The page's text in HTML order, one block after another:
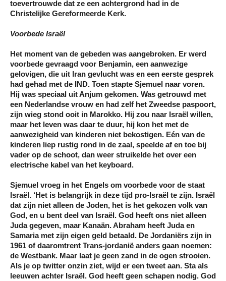
toevertrouwde dat ze een achtergrond had in de
Christelijke Gereformeerde Kerk.
Voorbede Israël
Het moment van de gebeden was aangebroken. Er werd
voorbede gevraagd voor Benjamin, een aanwezige
gelovigen, die uit Iran gevlucht was en een eerste gesprek
had gehad met de IND. Toen stapte Sjemuel naar voren.
Hij was speciaal uit Anjum gekomen. Was getrouwd met
een Nederlandse vrouw en had zelf het Zweedse paspoort,
zijn wieg stond ooit in Marokko. Hij zou naar Israël willen,
maar het leven was daar te duur, hij kon het met de
aanwezigheid van kinderen niet bekostigen. Eén van de
kinderen liep rustig rond in de zaal, speelde af en toe bij
vader op de schoot, dan weer struikelde het over een
electrische kabel van het keyboard.
Sjemuel vroeg in het Engels om voorbede voor de staat
Israël. ‘Het is belangrijk in deze tijd pro-Israël te zijn. Israël
dat zijn niet alleen de Joden, het is het gekozen volk van
God, en u bent deel van Israël. God heeft ons niet alleen
Juda gegeven, maar Kanaän. Abraham heeft Juda en
Samaria met zijn eigen geld betaald. De Jordaniërs zijn in
1961 of daaromtrent Trans-jordanië anders gaan noemen:
de Westbank. Maar laat je geen zand in de ogen strooien.
Als je op twitter onzin ziet, wijd er een tweet aan. Sta als
leeuwen achter Israël. God heeft geen schapen nodig. God